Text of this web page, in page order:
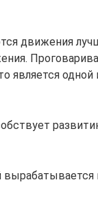
движения
является